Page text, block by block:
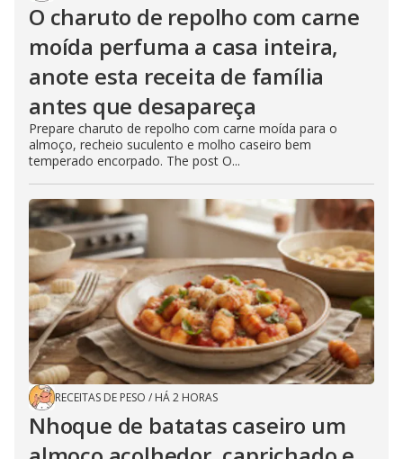
O charuto de repolho com carne
moída perfuma a casa inteira,
anote esta receita de família
antes que desapareça
Prepare charuto de repolho com carne moída para o
almoço, recheio suculento e molho caseiro bem
temperado encorpado. The post O...
RECEITAS DE PESO / HÁ 2 HORAS
Nhoque de batatas caseiro um